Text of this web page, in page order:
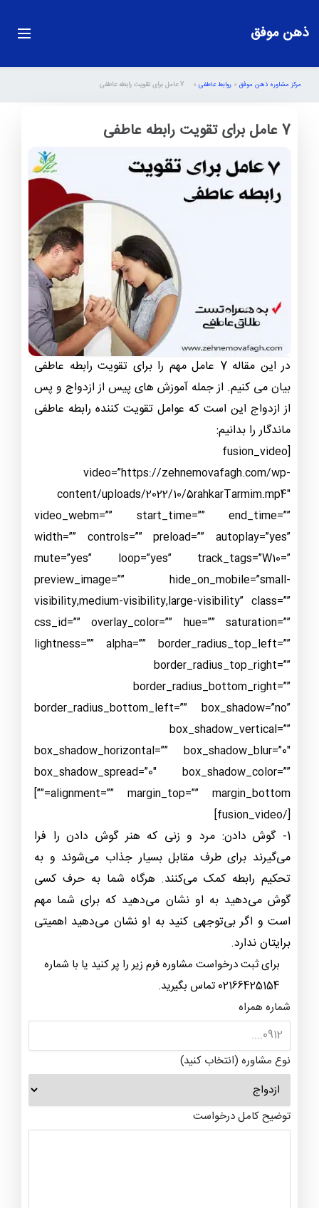
ذهن موفق
مرکز مشاوره ذهن موفق » روابط عاطفی » 7 عامل برای تقویت رابطه عاطفی
7 عامل برای تقویت رابطه عاطفی
در این مقاله 7 عامل مهم را برای تقویت رابطه عاطفی
بیان می کنیم. از جمله آموزش های پیس از ازدواج و پس
از ازدواج این است که عوامل تقویت کننده رابطه عاطفی
ماندگار را بدانیم:
[fusion_video
video=”https://zehnemovafagh.com/wp-
content/uploads/2022/10/5rahkarTarmim.mp4″
video_webm=”” start_time=”” end_time=””
width=”” controls=”” preload=”” autoplay=”yes”
mute=”yes” loop=”yes” track_tags=”W10=”
preview_image=”” hide_on_mobile=”small-
visibility,medium-visibility,large-visibility” class=””
css_id=”” overlay_color=”” hue=”” saturation=””
lightness=”” alpha=”” border_radius_top_left=””
border_radius_top_right=””
border_radius_bottom_right=””
border_radius_bottom_left=”” box_shadow=”no”
box_shadow_vertical=””
box_shadow_horizontal=”” box_shadow_blur=”0″
box_shadow_spread=”0″ box_shadow_color=””
alignment=”” margin_top=”” margin_bottom=””]
[/fusion_video]
1- گوش دادن: مرد و زنی که هنر گوش دادن را فرا
می‌گیرند برای طرف مقابل بسیار جذاب می‌شوند و به
تحکیم رابطه کمک می‌کنند. هرگاه شما به حرف کسی
گوش می‌دهید به او نشان می‌دهید که برای شما مهم
است و اگر بی‌توجهی کنید به او نشان می‌دهید اهمیتی
برایتان ندارد.
برای ثبت درخواست مشاوره فرم زیر را پر کنید یا با شماره
02166425154 تماس بگیرید.
شماره همراه
نوع مشاوره (انتخاب کنید)
توضیح کامل درخواست